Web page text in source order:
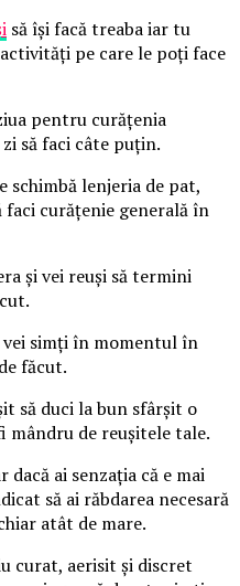
să își facă treaba iar tu
pe care le poți face
pentru curățenia
să faci câte puțin.
schimbă lenjeria de pat,
faci curățenie generală în
și vei reuși să termini
vei simți în momentul în
făcut.
să duci la bun sfârșit o
mândru de reușitele tale.
ai senzația că e mai
să ai răbdarea necesară
atât de mare.
curat, aerisit și discret